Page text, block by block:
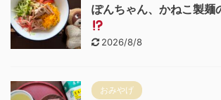
ぽんちゃん、かねこ製麺
2026/8/8
おみやげ